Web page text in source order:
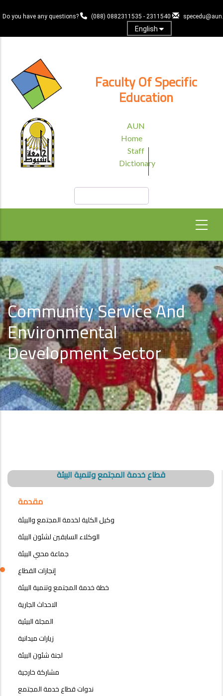
to
content
Do you have any questions? (088) 0882311535 - 2311540
English
Faculty Of Specific
Education
HEADER
MENU
AUN
Home
Staff
Dictionary
Community Service And
Environmental
Development Sector
قطاع خدمة المجتمع وتنمية البيئة
مقدمة
وكيل الكلية لخدمة المجتمع والبيئة
الوكلاء السابقين لشئون البيئة
جماعة محبي البيئة
إنجازات القطاع
خطة خدمة المجتمع وتنمية البيئة
الاحداث الجارية
المجلة البيئية
زيارات ميدانية
لجنة شئون البيئة
مشاركة خارجية
ندوات قطاع خدمة المجتمع